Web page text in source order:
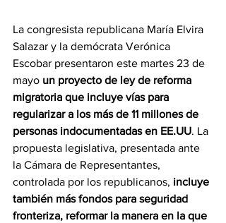
La congresista republicana María Elvira
Salazar y la demócrata Verónica
Escobar presentaron este martes 23 de
mayo un proyecto de ley de reforma
migratoria que incluye vías para
regularizar a los más de 11 millones de
personas indocumentadas en EE.UU. La
propuesta legislativa, presentada ante
la Cámara de Representantes,
controlada por los republicanos, incluye
también más fondos para seguridad
fronteriza, reformar la manera en la que